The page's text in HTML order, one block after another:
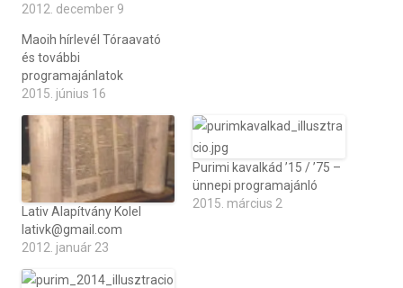
2012. december 9
Maoih hírlevél Tóraavató
és további
programajánlatok
2015. június 16
Lativ Alapítvány Kolel
lativk@gmail.com
2012. január 23
Purimi kavalkád ’15 / ’75 –
ünnepi programajánló
2015. március 2